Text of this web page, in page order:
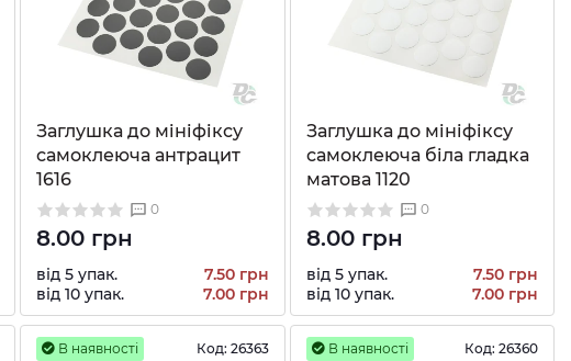
Заглушка до мініфіксу
самоклеюча антрацит
1616
0
8.00 грн
від 5 упак.
7.50 грн
від 10 упак.
7.00 грн
Заглушка до мініфіксу
самоклеюча біла гладка
матова 1120
0
8.00 грн
від 5 упак.
7.50 грн
від 10 упак.
7.00 грн
В наявності Код: 26363 В наявності Код: 26360